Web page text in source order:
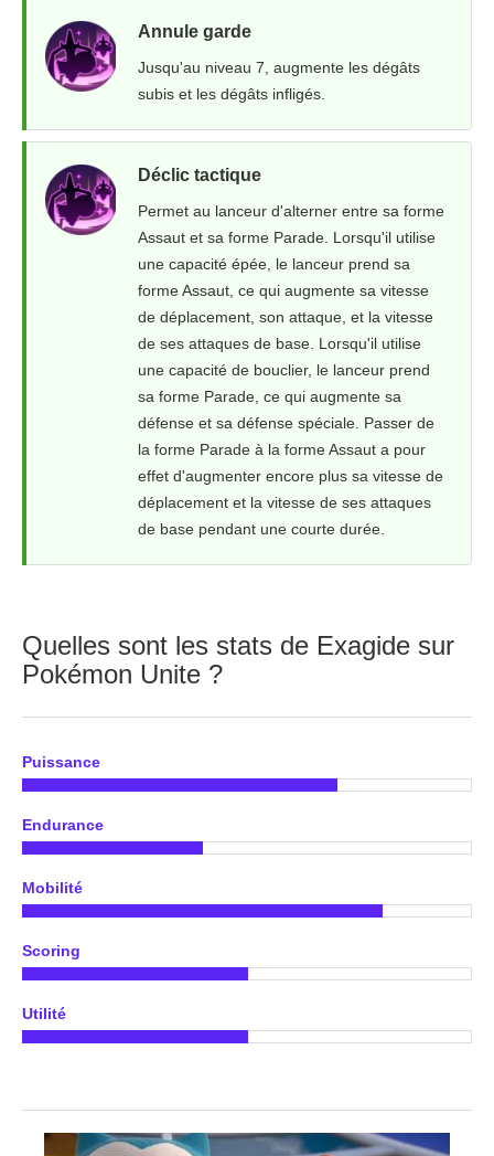
Annule garde
Jusqu'au niveau 7, augmente les dégâts
subis et les dégâts infligés.
Déclic tactique
Permet au lanceur d'alterner entre sa forme
Assaut et sa forme Parade. Lorsqu'il utilise
une capacité épée, le lanceur prend sa
forme Assaut, ce qui augmente sa vitesse
de déplacement, son attaque, et la vitesse
de ses attaques de base. Lorsqu'il utilise
une capacité de bouclier, le lanceur prend
sa forme Parade, ce qui augmente sa
défense et sa défense spéciale. Passer de
la forme Parade à la forme Assaut a pour
effet d'augmenter encore plus sa vitesse de
déplacement et la vitesse de ses attaques
de base pendant une courte durée.
Quelles sont les stats de Exagide sur
Pokémon Unite ?
Puissance
Endurance
Mobilité
Scoring
Utilité